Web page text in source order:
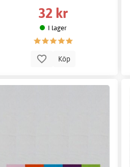
32 kr
I lager
Köp